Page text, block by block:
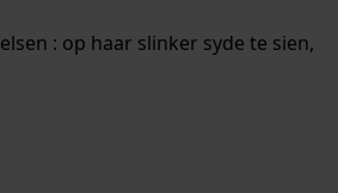
: op haar slinker syde te sien,